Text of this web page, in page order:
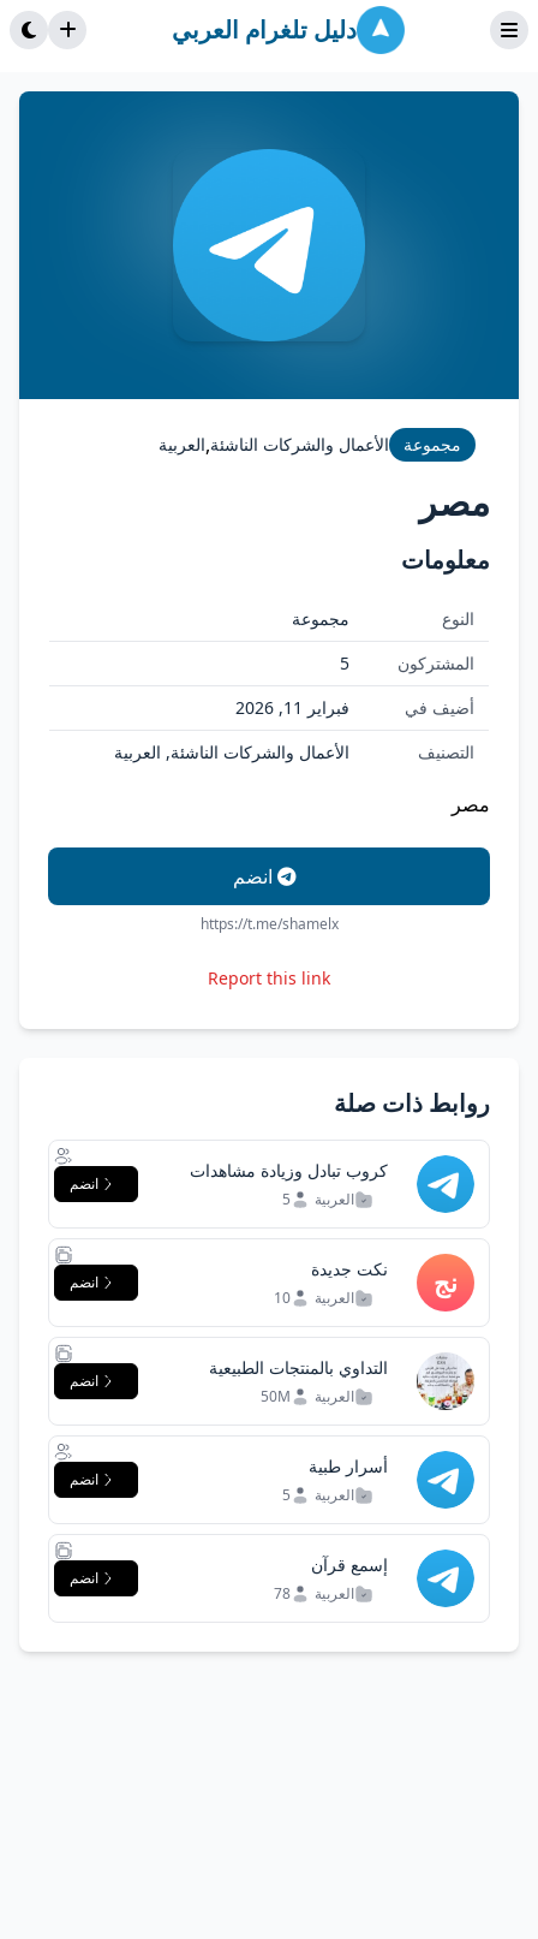
دليل تلغرام العربي
مجموعة الأعمال والشركات الناشئة,العربية
مصر
معلومات
النوع
مجموعة
المشتركون
5
أضيف في
فبراير 11, 2026
التصنيف
الأعمال والشركات الناشئة, العربية
مصر
انضم
https://t.me/shamelx
Report this link
روابط ذات صلة
كروب تبادل وزيادة مشاهدات
العربية 5
انضم
نكت جديدة
العربية 10
انضم
التداوي بالمنتجات الطبيعية
العالميهالعربية 50M
انضم
أسرار طبية
العربية 5
انضم
إسمع قرآن
العربية 78
انضم